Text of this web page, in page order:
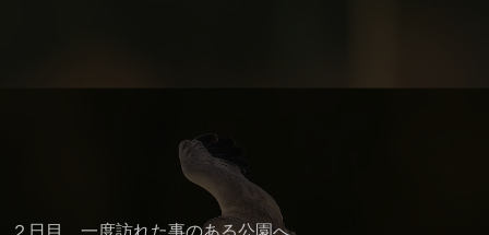
２日目、一度訪れた事のある公園へ